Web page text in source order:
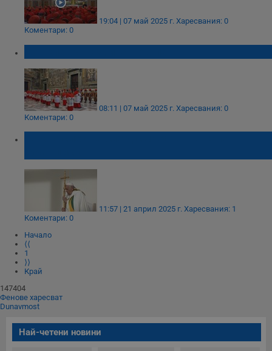
19:04 | 07 май 2025 г. Харесвания: 0
Коментари: 0
08:11 | 07 май 2025 г. Харесвания: 0
Коментари: 0
11:57 | 21 април 2025 г. Харесвания: 1
Коментари: 0
Начало
⟨⟨
1
⟩⟩
Край
147404
Фенове харесват
Dunavmost
Най-четени новини